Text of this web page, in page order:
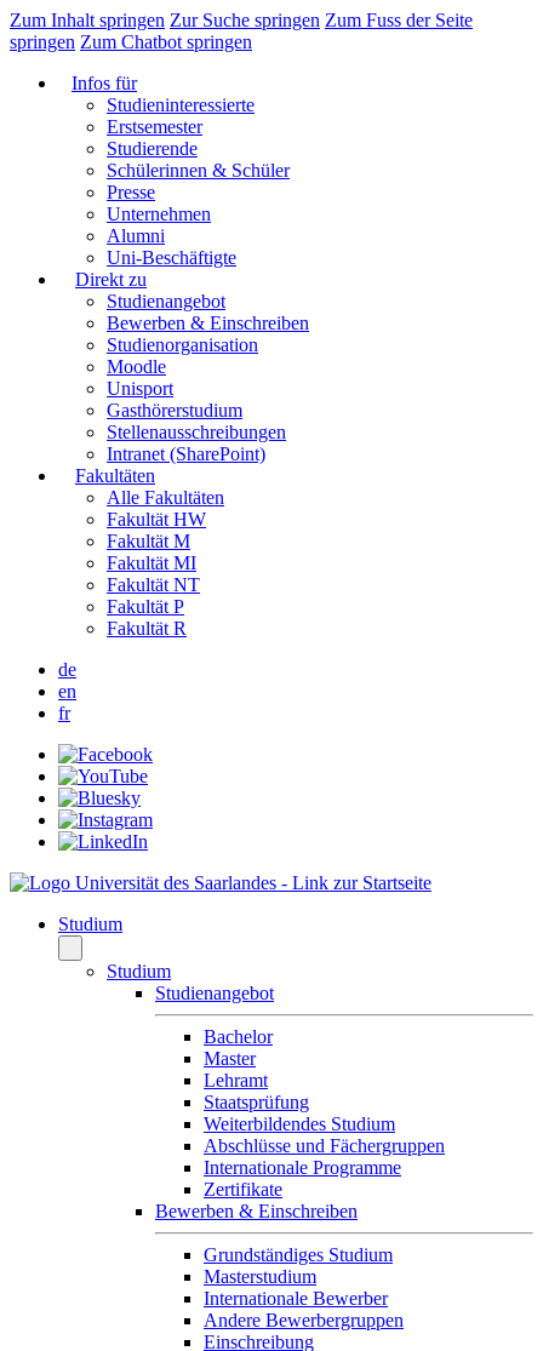
Zum Inhalt springen Zur Suche springen Zum Fuss der Seite
springen Zum Chatbot springen
Infos für
Studieninteressierte
Erstsemester
Studierende
Schülerinnen & Schüler
Presse
Unternehmen
Alumni
Uni-Beschäftigte
Direkt zu
Studienangebot
Bewerben & Einschreiben
Studienorganisation
Moodle
Unisport
Gasthörerstudium
Stellenausschreibungen
Intranet (SharePoint)
Fakultäten
Alle Fakultäten
Fakultät HW
Fakultät M
Fakultät MI
Fakultät NT
Fakultät P
Fakultät R
de
en
fr
Studium
Studium
Studienangebot
Bachelor
Master
Lehramt
Staatsprüfung
Weiterbildendes Studium
Abschlüsse und Fächergruppen
Internationale Programme
Zertifikate
Bewerben & Einschreiben
Grundständiges Studium
Masterstudium
Internationale Bewerber
Andere Bewerbergruppen
Einschreibung